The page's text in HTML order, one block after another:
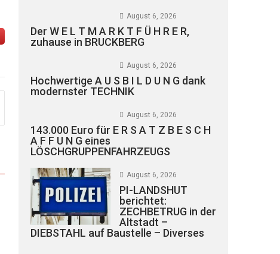
August 6, 2026
Der W E L T M A R K T F Ü H R E R,
zuhause in BRUCKBERG
August 6, 2026
Hochwertige A U S B I L D U N G dank
modernster TECHNIK
August 6, 2026
143.000 Euro für E R S A T Z B E S C H
A F F U N G eines
LÖSCHGRUPPENFAHRZEUGS
August 6, 2026
PI-LANDSHUT
berichtet:
ZECHBETRUG in der
Altstadt –
DIEBSTAHL auf Baustelle – Diverses